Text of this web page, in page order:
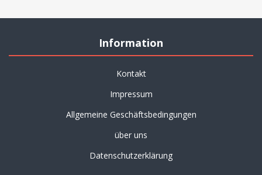
Information
Kontakt
Impressum
Allgemeine Geschäftsbedingungen
über uns
Datenschutzerklärung